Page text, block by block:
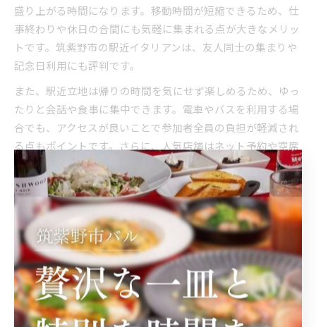
盛り上がる時間になります。移動時間が短縮できるため、仕
事終わりや休日の合間にも気軽に集まれる点が大きなメリッ
トです。筑紫野市の駅近イタリアンは、友人同士の集まりや
記念日利用にも評判です。
また、駅近立地は帰りの時間を気にせず楽しめるため、ゆっ
たりと会話や食事に集中できます。電車やバスを利用する場
合でも、アクセスが良いことで参加者全員の負担が軽減され
る点もポイントです。さらに、人気店舗はネット予約や空席
確認に対応していることが多く、スムーズな利用が可能で
す。
「駅近で集まりやすい」「料理やドリンクの種類が豊富」と
いった利用者の口コミも多く、女子会の幹事役にもおすすめ
です。アクセス・空間・料理の三拍子揃ったイタリアンを選
ぶことで、思い出に残る素敵な女子会を実現しましょう。